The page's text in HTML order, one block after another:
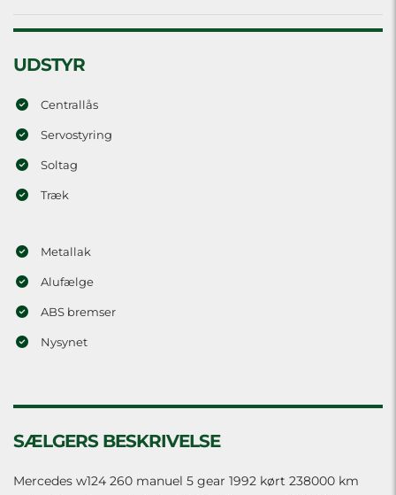
UDSTYR
Centrallås
Servostyring
Soltag
Træk
Metallak
Alufælge
ABS bremser
Nysynet
SÆLGERS BESKRIVELSE
Mercedes w124 260 manuel 5 gear 1992 kørt 238000 km